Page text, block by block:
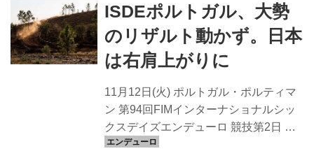
し、あるものは、ナショナリズムを背
負って戦う。ISDEの全体レベルが高ま
っているこの時勢に、釘村忠のゴール
ドメダルをはじめ、今年のドリームチ
はずだ。 ISDE2019 11月11〜16日 ポル
トガル・アルガルブ地方 5日目、消え
入りそうな釘村...
ISDEポルトガル、大勢
のリザルト動かず。日本
は右肩上がりに
11月12日(火) ポルトガル・ポルティマ
ン 第94回FIMインターナショナルシッ
クスデイズエンデューロ 競技第2日 渡
辺のエンデューロ適性 「落ち着いたメ